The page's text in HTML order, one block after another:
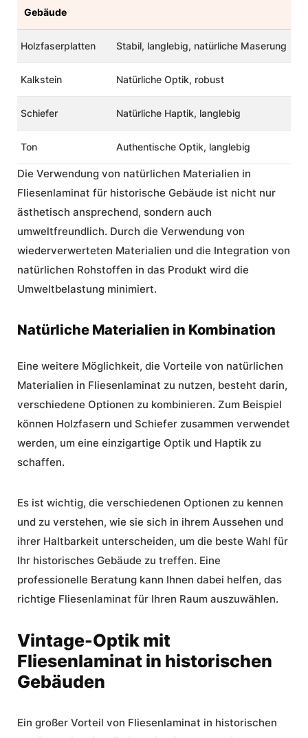
Gebäude
Holzfaserplatten Stabil, langlebig, natürliche Maserung
Kalkstein Natürliche Optik, robust
Schiefer Natürliche Haptik, langlebig
Ton Authentische Optik, langlebig
Die Verwendung von natürlichen Materialien in
Fliesenlaminat für historische Gebäude ist nicht nur
ästhetisch ansprechend, sondern auch
umweltfreundlich. Durch die Verwendung von
wiederverwerteten Materialien und die Integration von
natürlichen Rohstoffen in das Produkt wird die
Umweltbelastung minimiert.
Natürliche Materialien in Kombination
Eine weitere Möglichkeit, die Vorteile von natürlichen
Materialien in Fliesenlaminat zu nutzen, besteht darin,
verschiedene Optionen zu kombinieren. Zum Beispiel
können Holzfasern und Schiefer zusammen verwendet
werden, um eine einzigartige Optik und Haptik zu
schaffen.
Es ist wichtig, die verschiedenen Optionen zu kennen
und zu verstehen, wie sie sich in ihrem Aussehen und
ihrer Haltbarkeit unterscheiden, um die beste Wahl für
Ihr historisches Gebäude zu treffen. Eine
professionelle Beratung kann Ihnen dabei helfen, das
richtige Fliesenlaminat für Ihren Raum auszuwählen.
Vintage-Optik mit
Fliesenlaminat in historischen
Gebäuden
Ein großer Vorteil von Fliesenlaminat in historischen